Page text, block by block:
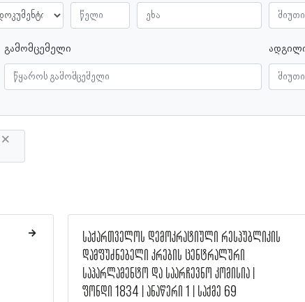
გამომცემელი
×
საქართველოს დემოკრატიული რესპუბლიკის
დამფუძნებელი კრების ცენტრალური
საპარლამენტო და საარჩევნო კომისია |
ფონდი 1834 | ანაწერი 1 | საქმე 69